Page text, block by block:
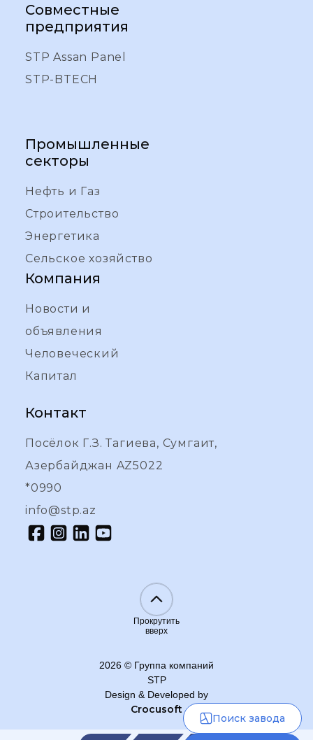
Поиск завода
Совместные
предприятия
STP Assan Panel
STP-BTECH
Промышленные
секторы
Нефть и Газ
Строительство
Энергетика
Сельское хозяйство
Компания
Новости и
объявления
Человеческий
Капитал
Контакт
Посёлок Г.З. Тагиева, Сумгаит,
Азербайджан AZ5022
*0990
info@stp.az
Прокрутить
вверх
2026 © Группа компаний
STP
Design & Developed by
Crocusoft